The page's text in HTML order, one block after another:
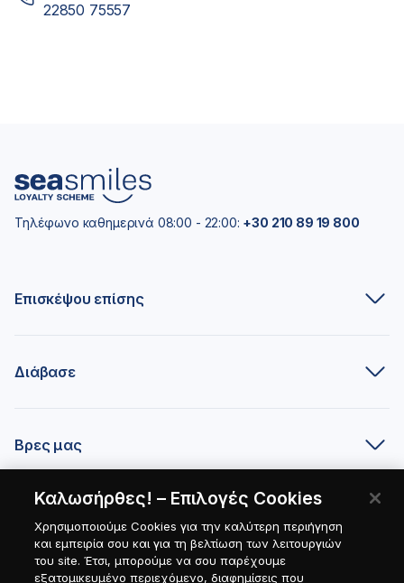
22850 75557
Τηλέφωνο καθημερινά 08:00 - 22:00: +30 210 89 19 800
Επισκέψου επίσης
Διάβασε
Βρες μας
Είσαι συνεργάτης;
Καλωσήρθες! – Επιλογές Cookies
Χρησιμοποιούμε Cookies για την καλύτερη περιήγηση
και εμπειρία σου και για τη βελτίωση των λειτουργιών
του site. Έτσι, μπορούμε να σου παρέχουμε
εξατομικευμένο περιεχόμενο, διαφημίσεις που